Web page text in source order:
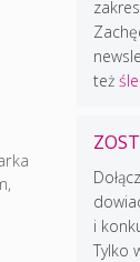
,
też
i
Tylko